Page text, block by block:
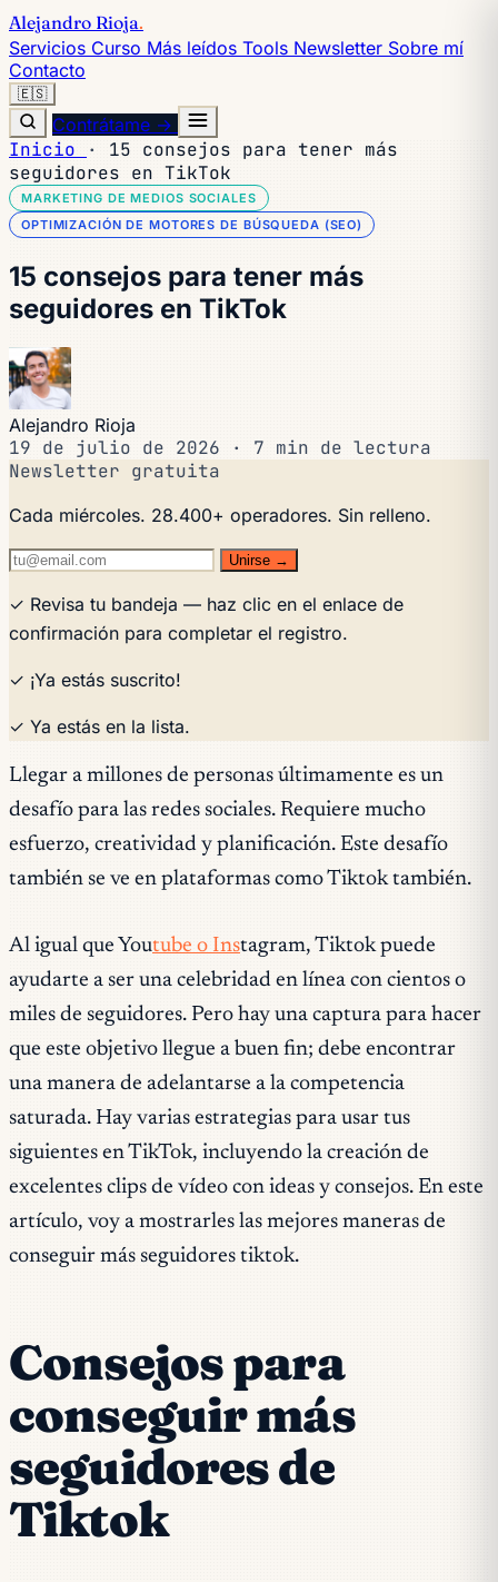
Alejandro Rioja.
Servicios Curso Más leídos Tools Newsletter Sobre mí
Contacto
🇪🇸
Contrátame →
Inicio ·
15 consejos para tener más
seguidores en TikTok
MARKETING DE MEDIOS SOCIALES
OPTIMIZACIÓN DE MOTORES DE BÚSQUEDA (SEO)
15 consejos para tener más
seguidores en TikTok
Alejandro Rioja
19 de julio de 2026 ·
7 min de lectura
Newsletter gratuita
Cada miércoles. 28.400+ operadores. Sin relleno.
Unirse →
✓ Revisa tu bandeja — haz clic en el enlace de
confirmación para completar el registro.
✓ ¡Ya estás suscrito!
✓ Ya estás en la lista.
Llegar a millones de personas últimamente es un
desafío para las redes sociales. Requiere mucho
esfuerzo, creatividad y planificación. Este desafío
también se ve en plataformas como Tiktok también.
Al igual que Youtube o Instagram, Tiktok puede
ayudarte a ser una celebridad en línea con cientos o
miles de seguidores. Pero hay una captura para hacer
que este objetivo llegue a buen fin; debe encontrar
una manera de adelantarse a la competencia
saturada. Hay varias estrategias para usar tus
siguientes en TikTok, incluyendo la creación de
excelentes clips de vídeo con ideas y consejos. En este
artículo, voy a mostrarles las mejores maneras de
conseguir más seguidores tiktok.
Consejos para
conseguir más
seguidores de
Tiktok